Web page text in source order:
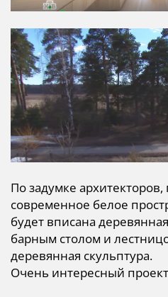
По задумке архитекторов,
современное белое
будет вписана
барным столом и
деревянная скульптура.
Очень интересный